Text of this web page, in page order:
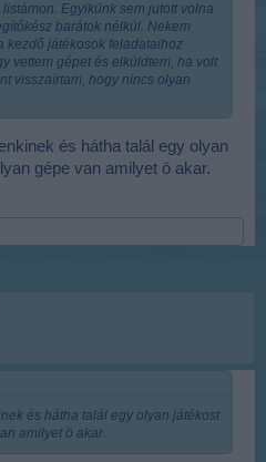
Egyikünk sem jutott volna
barátok nélkül. Nekem
kezdő játékosok feladataihoz
vettem gépet és elküldtem, ha volt
visszaírtam, hogy nincs olyan
és hátha talál egy olyan
gépe van amilyet ö akar.
és hátha talál egy olyan játékost
amilyet ö akar.